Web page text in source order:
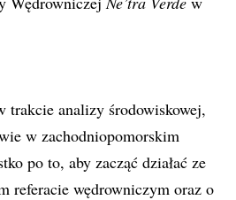
trakcie analizy środowiskowej,
w zachodniopomorskim
po to, aby zacząć działać ze
referacie wędrowniczym oraz o